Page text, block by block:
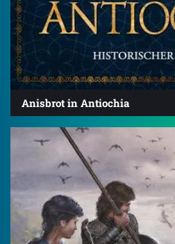
Anisbrot in Antiochia